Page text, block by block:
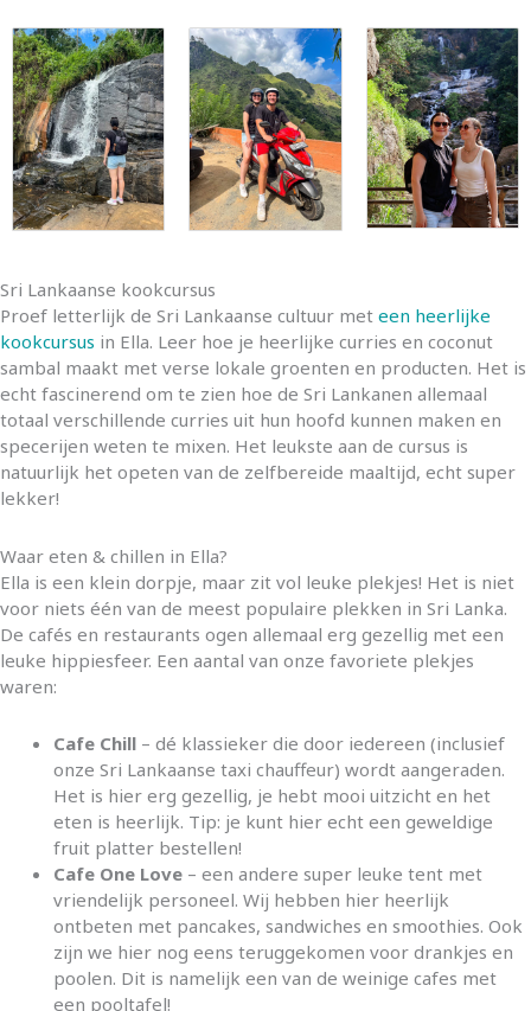
Sri Lankaanse kookcursus
Proef letterlijk de Sri Lankaanse cultuur met een heerlijke
kookcursus in Ella. Leer hoe je heerlijke curries en coconut
sambal maakt met verse lokale groenten en producten. Het is
echt fascinerend om te zien hoe de Sri Lankanen allemaal
totaal verschillende curries uit hun hoofd kunnen maken en
specerijen weten te mixen. Het leukste aan de cursus is
natuurlijk het opeten van de zelfbereide maaltijd, echt super
lekker!
Waar eten & chillen in Ella?
Ella is een klein dorpje, maar zit vol leuke plekjes! Het is niet
voor niets één van de meest populaire plekken in Sri Lanka.
De cafés en restaurants ogen allemaal erg gezellig met een
leuke hippiesfeer. Een aantal van onze favoriete plekjes
waren:
Cafe Chill – dé klassieker die door iedereen (inclusief
onze Sri Lankaanse taxi chauffeur) wordt aangeraden.
Het is hier erg gezellig, je hebt mooi uitzicht en het
eten is heerlijk. Tip: je kunt hier echt een geweldige
fruit platter bestellen!
Cafe One Love – een andere super leuke tent met
vriendelijk personeel. Wij hebben hier heerlijk
ontbeten met pancakes, sandwiches en smoothies. Ook
zijn we hier nog eens teruggekomen voor drankjes en
poolen. Dit is namelijk een van de weinige cafes met
een pooltafel!